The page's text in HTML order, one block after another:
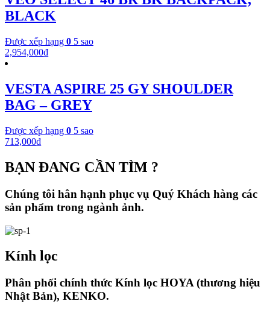
BLACK
Được xếp hạng 0 5 sao
2,954,000₫
VESTA ASPIRE 25 GY SHOULDER
BAG – GREY
Được xếp hạng 0 5 sao
713,000₫
BẠN ĐANG CẦN TÌM ?
Chúng tôi hân hạnh phục vụ Quý Khách hàng các
sản phẩm trong ngành ảnh.
Kính lọc
Phân phối chính thức Kính lọc HOYA (thương hiệu
Nhật Bản), KENKO.